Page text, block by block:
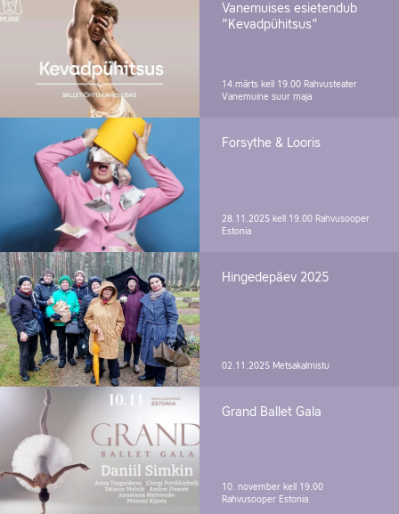
Vanemuises esietendub
"Kevadpühitsus"
14.märts kell 19.00 Rahvusteater
Vanemuine suur maja
Forsythe & Looris
28.11.2025 kell 19.00 Rahvusooper
Estonia
Hingedepäev 2025
02.11.2025 Metsakalmistu
Grand Ballet Gala
10. november kell 19.00
Rahvusooper Estonia